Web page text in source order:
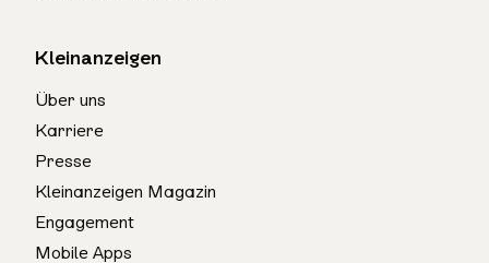
Kleinanzeigen
Über uns
Karriere
Presse
Kleinanzeigen Magazin
Engagement
Mobile Apps